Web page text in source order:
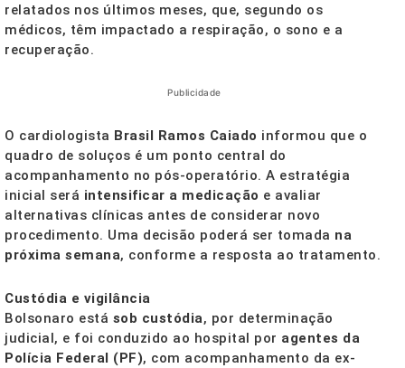
relatados nos últimos meses, que, segundo os
médicos, têm impactado a respiração, o sono e a
recuperação.
Publicidade
O cardiologista Brasil Ramos Caiado informou que o
quadro de soluços é um ponto central do
acompanhamento no pós-operatório. A estratégia
inicial será intensificar a medicação e avaliar
alternativas clínicas antes de considerar novo
procedimento. Uma decisão poderá ser tomada na
próxima semana, conforme a resposta ao tratamento.
Custódia e vigilância
Bolsonaro está sob custódia, por determinação
judicial, e foi conduzido ao hospital por agentes da
Polícia Federal (PF), com acompanhamento da ex-